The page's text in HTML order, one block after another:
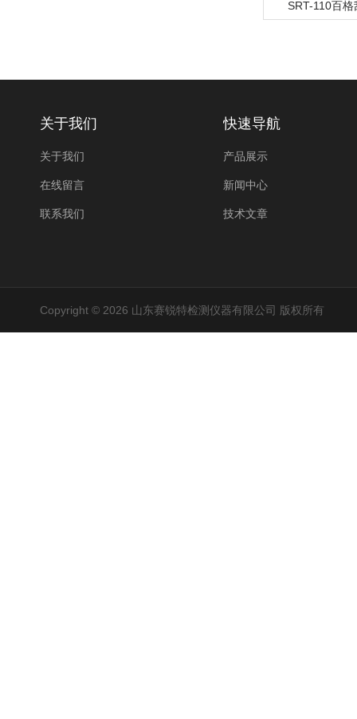
SRT-110百
关于我们
关于我们
在线留言
联系我们
快速导航
产品展示
新闻中心
技术文章
Copyright © 2026 山东赛锐特检测仪器有限公司 版权所有